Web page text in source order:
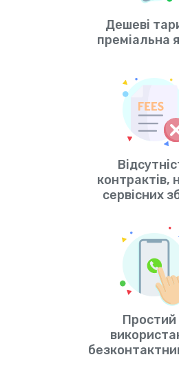
Дешеві
преміальна
контрактів,
сервісних
Простий